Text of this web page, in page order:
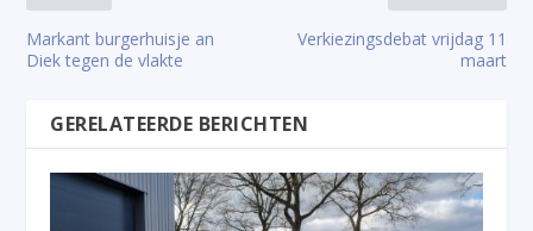
Markant burgerhuisje an
Diek tegen de vlakte
Verkiezingsdebat vrijdag 11
maart
GERELATEERDE BERICHTEN